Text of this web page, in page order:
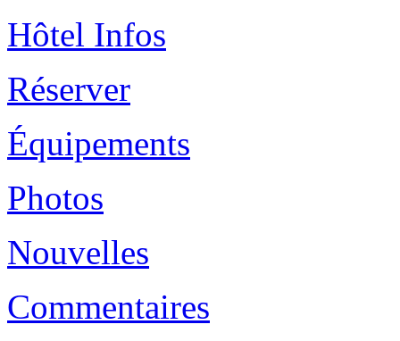
Hôtel Infos
Réserver
Équipements
Photos
Nouvelles
Commentaires